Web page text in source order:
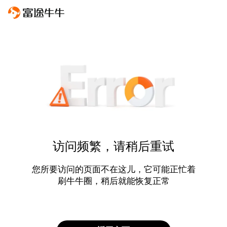
访问频繁，请稍后重试
您所要访问的页面不在这儿，它可能正忙着
刷牛牛圈，稍后就能恢复正常